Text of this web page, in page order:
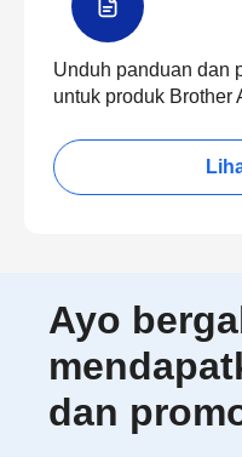
Unduh panduan dan
untuk produk Brother
Ayo
dan